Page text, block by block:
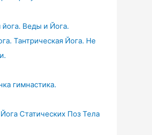
Веды и Йога.
Тантрическая Йога. Не
гимнастика.
Статических Поз Тела